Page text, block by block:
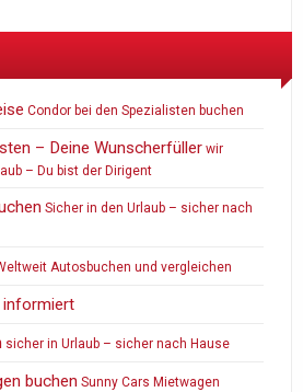
Condor bei den Spezialisten buchen
– Deine Wunscherfüller wir
– Du bist der Dirigent
Sicher in den Urlaub – sicher nach
Autosbuchen und vergleichen
informiert
sicher in Urlaub – sicher nach Hause
buchen Sunny Cars Mietwagen